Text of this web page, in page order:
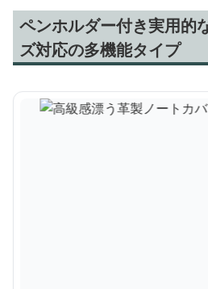
ペンホルダー付き実用的
ズ対応の多機能タイプ